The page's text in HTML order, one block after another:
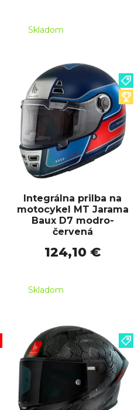
Skladom
Integrálna prilba na
motocykel MT Jarama
Baux D7 modro-
červená
124,10 €
Skladom